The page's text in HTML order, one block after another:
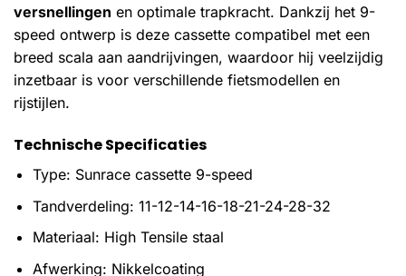
versnellingen en optimale trapkracht. Dankzij het 9-
speed ontwerp is deze cassette compatibel met een
breed scala aan aandrijvingen, waardoor hij veelzijdig
inzetbaar is voor verschillende fietsmodellen en
rijstijlen.
Technische Specificaties
Type: Sunrace cassette 9-speed
Tandverdeling: 11-12-14-16-18-21-24-28-32
Materiaal: High Tensile staal
Afwerking: Nikkelcoating